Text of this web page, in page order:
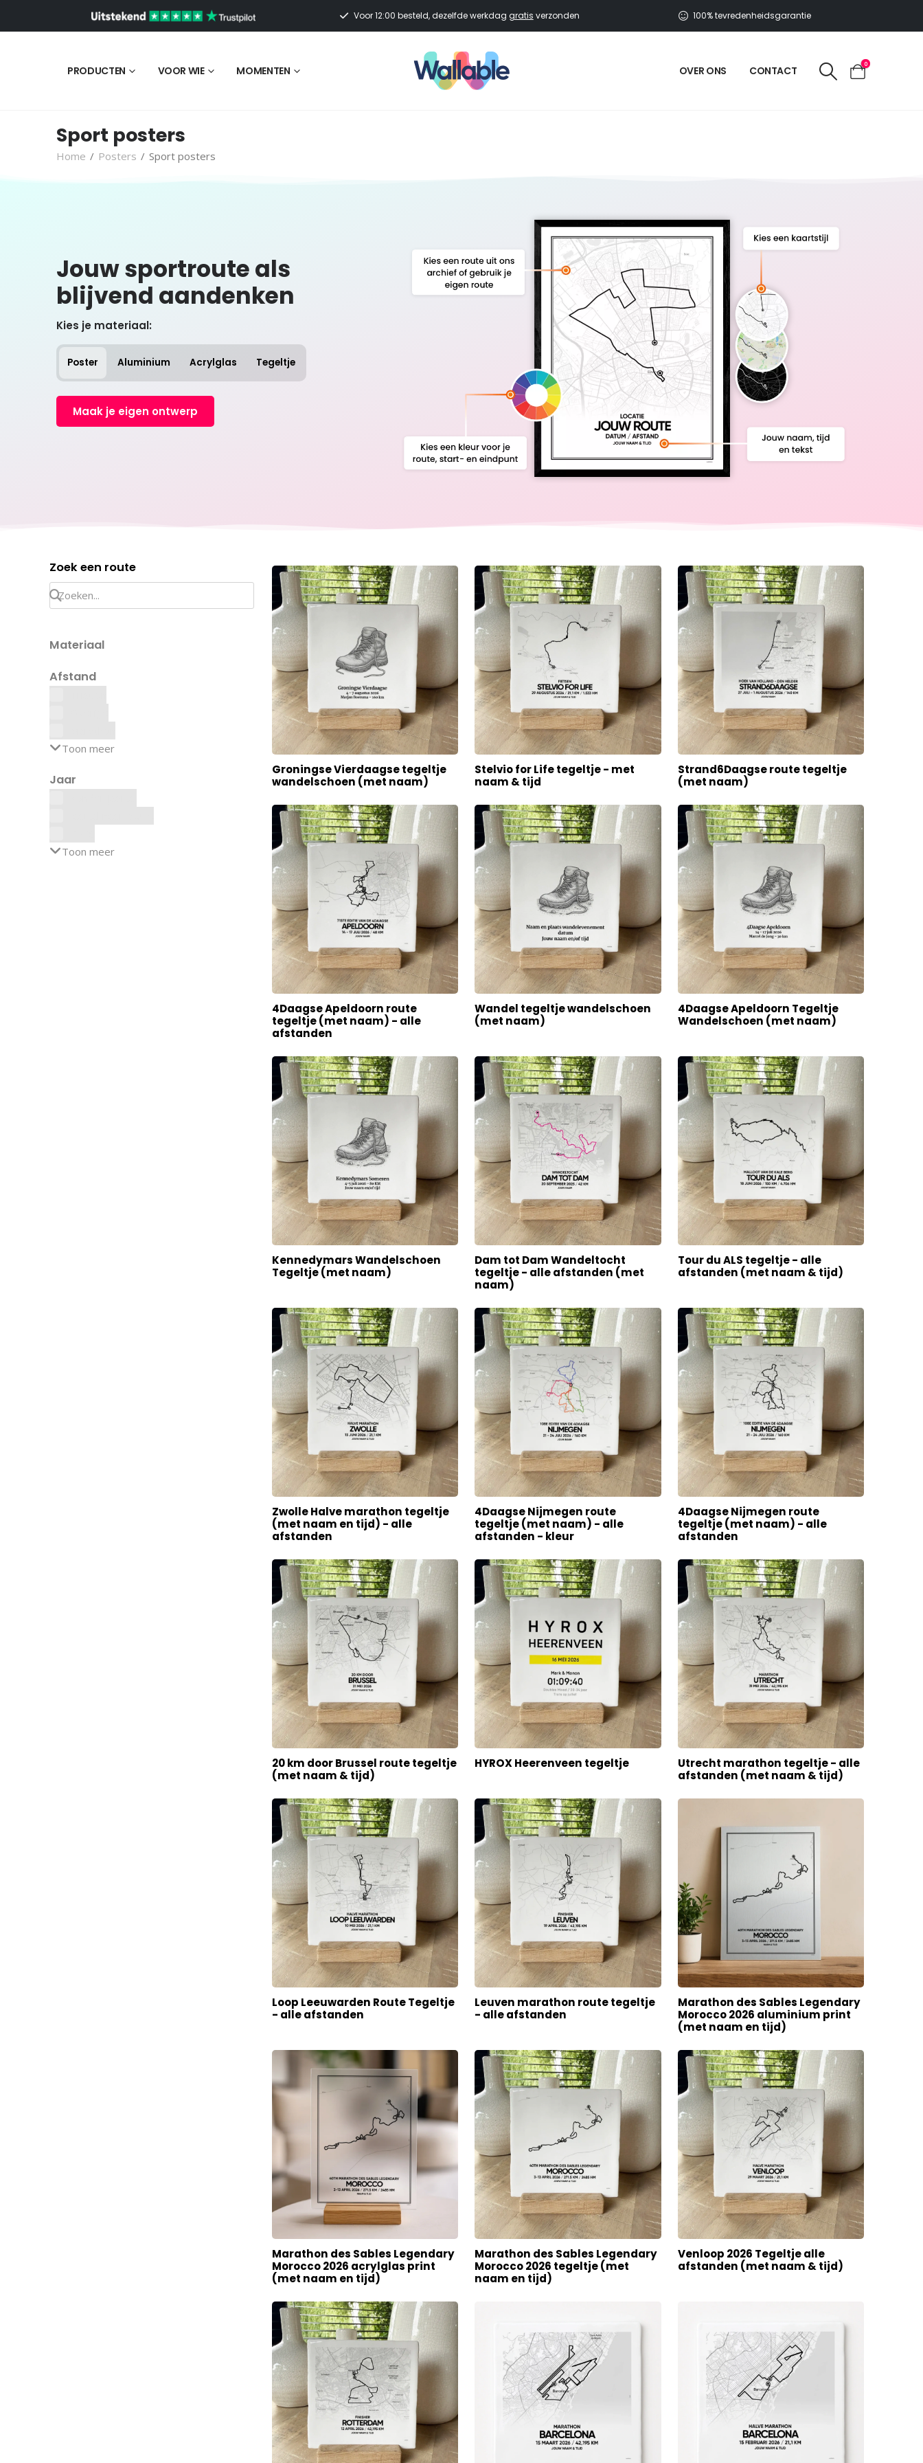
Voor 12:00 besteld, dezelfde werkdag gratis verzonden 100% tevredenheidsgarantie
PRODUCTEN VOOR WIE MOMENTEN OVER ONS CONTACT
0
Sport posters
Home / Posters / Sport posters
Jouw sportroute als
blijvend aandenken
Kies je materiaal:
Poster Aluminium Acrylglas Tegeltje
Maak je eigen ontwerp
Zoek een route
Materiaal
Afstand
Toon meer
Jaar
Toon meer
Groningse Vierdaagse tegeltje
wandelschoen (met naam)
Stelvio for Life tegeltje - met
naam & tijd
Strand6Daagse route tegeltje
(met naam)
4Daagse Apeldoorn route
tegeltje (met naam) - alle
afstanden
Wandel tegeltje wandelschoen
(met naam)
4Daagse Apeldoorn Tegeltje
Wandelschoen (met naam)
Kennedymars Wandelschoen
Tegeltje (met naam)
Dam tot Dam Wandeltocht
tegeltje - alle afstanden (met
naam)
Tour du ALS tegeltje - alle
afstanden (met naam & tijd)
Zwolle Halve marathon tegeltje
(met naam en tijd) - alle
afstanden
4Daagse Nijmegen route
tegeltje (met naam) - alle
afstanden - kleur
4Daagse Nijmegen route
tegeltje (met naam) - alle
afstanden
20 km door Brussel route tegeltje
(met naam & tijd)
HYROX Heerenveen tegeltje
Utrecht marathon tegeltje - alle
afstanden (met naam & tijd)
Loop Leeuwarden Route Tegeltje
- alle afstanden
Leuven marathon route tegeltje
- alle afstanden
Marathon des Sables Legendary
Morocco 2026 aluminium print
(met naam en tijd)
Marathon des Sables Legendary
Morocco 2026 acrylglas print
(met naam en tijd)
Marathon des Sables Legendary
Morocco 2026 tegeltje (met
naam en tijd)
Venloop 2026 Tegeltje alle
afstanden (met naam & tijd)